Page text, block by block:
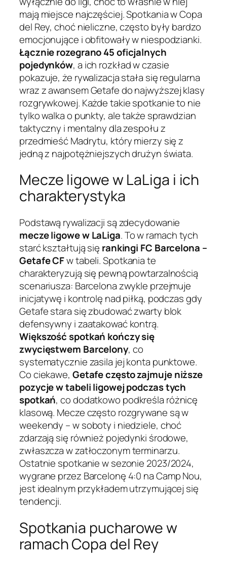
mają miejsce najczęściej. Spotkania w Copa
del Rey, choć nieliczne, często były bardzo
emocjonujące i obfitowały w niespodzianki.
Łącznie rozegrano 45 oficjalnych
pojedynków, a ich rozkład w czasie
pokazuje, że rywalizacja stała się regularna
wraz z awansem Getafe do najwyższej klasy
rozgrywkowej. Każde takie spotkanie to nie
tylko walka o punkty, ale także sprawdzian
taktyczny i mentalny dla zespołu z
przedmieść Madrytu, który mierzy się z
jedną z najpotężniejszych drużyn świata.
Mecze ligowe w LaLiga i ich
charakterystyka
Podstawą rywalizacji są zdecydowanie
mecze ligowe w LaLiga. To w ramach tych
starć kształtują się rankingi FC Barcelona –
Getafe CFw tabeli. Spotkania te
charakteryzują się pewną powtarzalnością
scenariusza: Barcelona zwykle przejmuje
inicjatywę i kontrolę nad piłką, podczas gdy
Getafe stara się zbudować zwarty blok
defensywny i zaatakować kontrą.
Większość spotkań kończy się
zwycięstwem Barcelony, co
systematycznie zasila jej konta punktowe.
Co ciekawe, Getafe często zajmuje niższe
pozycje w tabeli ligowej podczas tych
spotkań, co dodatkowo podkreśla różnicę
klasową. Mecze często rozgrywane są w
weekendy – w soboty i niedziele, choć
zdarzają się również pojedynki środowe,
zwłaszcza w zatłoczonym terminarzu.
Ostatnie spotkanie w sezonie 2023/2024,
wygrane przez Barcelonę 4:0 na Camp Nou,
jest idealnym przykładem utrzymującej się
tendencji.
Spotkania pucharowe w
ramach Copa del Rey